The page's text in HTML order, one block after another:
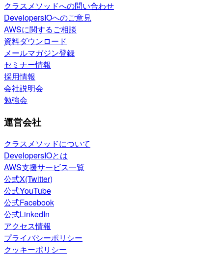
クラスメソッドへの問い合わせ
DevelopersIOへのご意見
AWSに関するご相談
資料ダウンロード
メールマガジン登録
セミナー情報
採用情報
会社説明会
勉強会
運営会社
クラスメソッドについて
DevelopersIOとは
AWS支援サービス一覧
公式X(Twitter)
公式YouTube
公式Facebook
公式LinkedIn
アクセス情報
プライバシーポリシー
クッキーポリシー